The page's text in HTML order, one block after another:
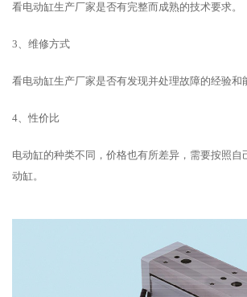
看电动缸生产厂家是否有完整而成熟的技术要求。
3、维修方式
看电动缸生产厂家是否有发现并处理故障的经验和
4、性价比
电动缸的种类不同，价格也有所差异，需要按照自
动缸。